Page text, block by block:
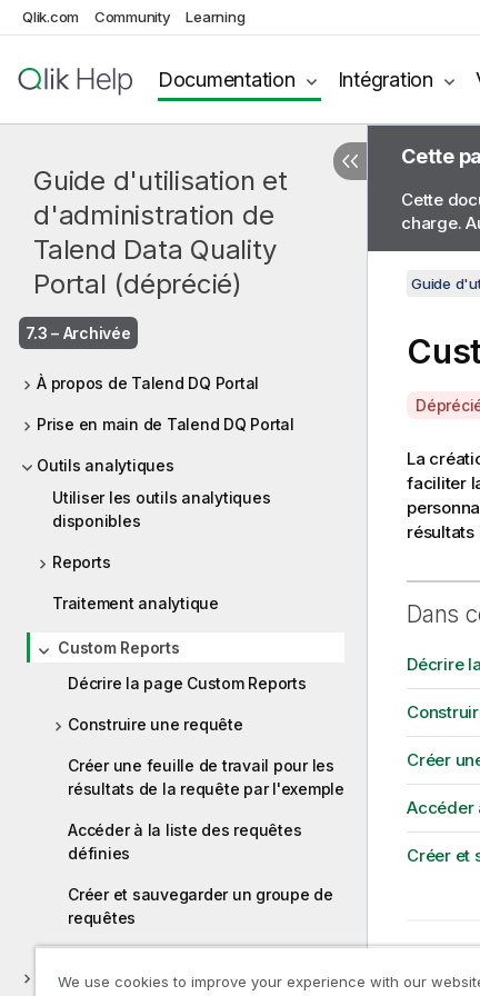
Qlik.com Community Learning
Documentation Intégration
Guide d'utilisation et
d'administration de
Talend Data Quality
Portal (déprécié)
7.3 – Archivée
À propos de Talend DQ Portal
Prise en main de Talend DQ Portal
Outils analytiques
Utiliser les outils analytiques
disponibles
Reports
Traitement analytique
Custom Reports
Décrire la page Custom Reports
Construire une requête
Créer une feuille de travail pour les
résultats de la requête par l'exemple
Accéder à la liste des requêtes
définies
Créer et sauvegarder un groupe de
requêtes
Gestion des rapports
Cette
Cette
charge.
Guide
A
a
i
l
a
i
l
i
y
n
t
e
La
faciliter
résultats
Dans
Décrire
Créer
Accéder
Créer et
We use cookies to improve your experience with our